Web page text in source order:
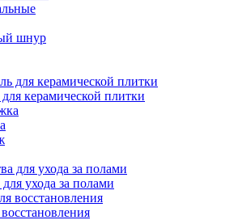
шнур
керамической плитки
ухода за полами